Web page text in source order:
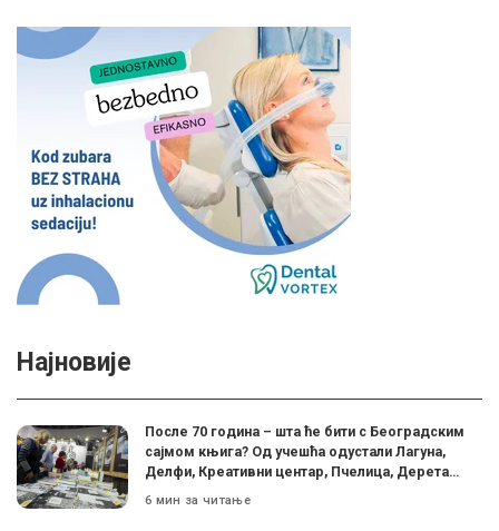
Најновије
После 70 година – шта ће бити с Београдским
сајмом књига? Од учешћа одустали Лагуна,
Делфи, Креативни центар, Пчелица, Дерета…
6 мин за читање